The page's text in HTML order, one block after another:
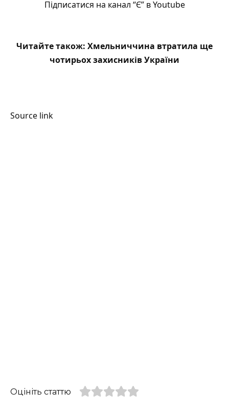
Підписатися на канал “Є” в Youtube
Читайте також: Хмельниччина втратила ще
чотирьох захисників України
Source link
Оцініть статтю